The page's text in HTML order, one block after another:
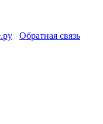
Обратная связь